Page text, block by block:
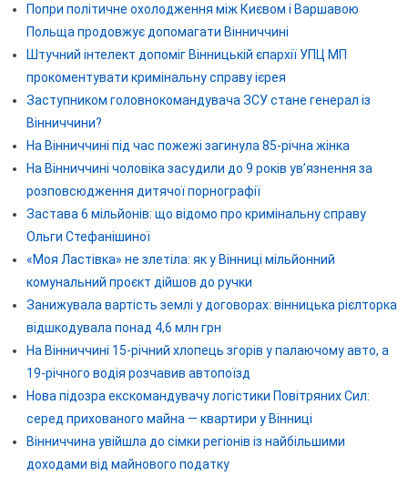
Попри політичне охолодження між Києвом і Варшавою
Польща продовжує допомагати Вінниччині
Штучний інтелект допоміг Вінницькій єпархії УПЦ МП
прокоментувати кримінальну справу ієрея
Заступником головнокомандувача ЗСУ стане генерал із
Вінниччини?
На Вінниччині під час пожежі загинула 85-річна жінка
На Вінниччині чоловіка засудили до 9 років ув’язнення за
розповсюдження дитячої порнографії
Застава 6 мільйонів: що відомо про кримінальну справу
Ольги Стефанішиної
«Моя Ластівка» не злетіла: як у Вінниці мільйонний
комунальний проєкт дійшов до ручки
Занижувала вартість землі у договорах: вінницька рієлторка
відшкодувала понад 4,6 млн грн
На Вінниччині 15-річний хлопець згорів у палаючому авто, а
19-річного водія розчавив автопоїзд
Нова підозра екскомандувачу логістики Повітряних Сил:
серед прихованого майна — квартири у Вінниці
Вінниччина увійшла до сімки регіонів із найбільшими
доходами від майнового податку